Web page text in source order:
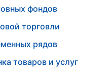
фондов
торговли
рядов
товаров и услуг